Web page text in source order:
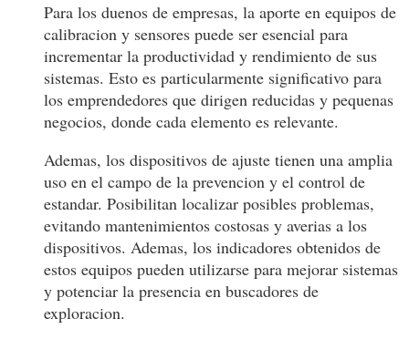
Para los duenos de empresas, la aporte en equipos de
calibracion y sensores puede ser esencial para
incrementar la productividad y rendimiento de sus
sistemas. Esto es particularmente significativo para
los emprendedores que dirigen reducidas y pequenas
negocios, donde cada elemento es relevante.
Ademas, los dispositivos de ajuste tienen una amplia
uso en el campo de la prevencion y el control de
estandar. Posibilitan localizar posibles problemas,
evitando mantenimientos costosas y averias a los
dispositivos. Ademas, los indicadores obtenidos de
estos equipos pueden utilizarse para mejorar sistemas
y potenciar la presencia en buscadores de
exploracion.